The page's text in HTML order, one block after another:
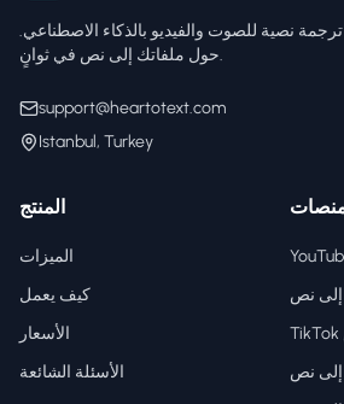
نصية للصوت والفيديو بالذكاء الاصطناعي.
حول ملفاتك إلى نص في ثوانٍ.
support@heartotext.com
Istanbul, Turkey
المنتج
الميزات
كيف يعمل
الأسعار
الأسئلة الشائعة
إلى نص
نص